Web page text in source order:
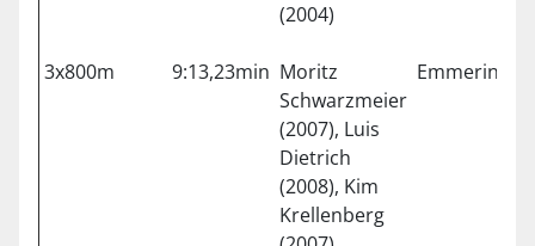
(2004)
3x800m 9:13,23min Moritz
Schwarzmeier
(2007), Luis
Dietrich
(2008), Kim
Krellenberg
Emmering